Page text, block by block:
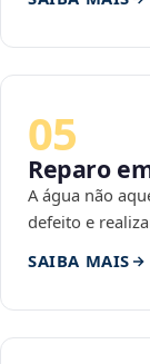
05
Reparo
A água não
defeito e
SAIBA MAIS